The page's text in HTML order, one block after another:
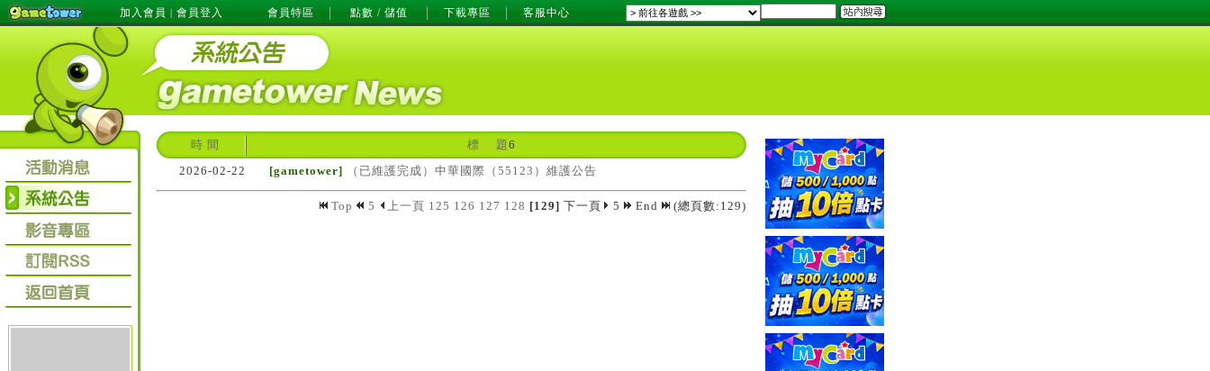
加入會員 | 會員登入 會員特區 點數 / 儲值 下載專區 客服中心
時 間 標 題6
2026-02-22
[gametower] （已維護完成）中華國際（55123）維護公告
Top 5 上一頁 125 126 127 128 [129] 下一頁 5 End (總頁數:129)